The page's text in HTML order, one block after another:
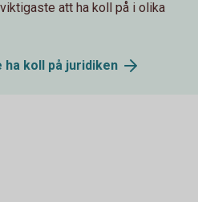
att ha koll på i olika
koll på juridiken